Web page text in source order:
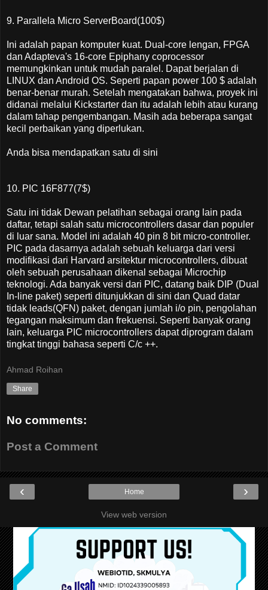
9. Parallela Micro ServerBoard(100$)
Ini adalah papan komputer kuat. Dual-core lengan, FPGA
dan Adapteva's 16-core Epiphany coprocessor
memungkinkan untuk mudah paralel. Dapat berjalan di
LINUX dan Android OS. Seperti papan power 100 $ adalah
benar-benar murah. Setelah mengatakan bahwa, proyek ini
didanai melalui Kickstarter dan itu adalah lebih atau kurang
dalam tahap pengembangan. Masih ada beberapa sangat
kecil perbaikan yang diperlukan.
Anda bisa mendapatkan satu di sini
10. PIC 16F877(7$)
Satu ini tidak Dewan pelatihan sebagai orang lain pada
daftar, tetapi salah satu microcontrollers dasar dan populer
di luar sana. Model ini adalah 40 pin 8 bit micro-controller.
PIC pada dasarnya adalah sebuah keluarga dari versi
modifikasi dari Harvard arsitektur microcontrollers, dibuat
oleh sebuah perusahaan dikenal sebagai Microchip
teknologi. Ada banyak versi dari PIC, datang baik DIP (Dual
In-line paket) seperti ditunjukkan di sini dan Quad datar
tidak leads(QFN) paket, dengan jumlah i/o pin, pengolahan
tegangan maksimum dan frekuensi. Seperti banyak orang
lain, keluarga PIC microcontrollers dapat diprogram dalam
tingkat tinggi bahasa seperti C/c ++.
Ahmad Roihan
Share
No comments:
Post a Comment
‹ ›
Home
View web version